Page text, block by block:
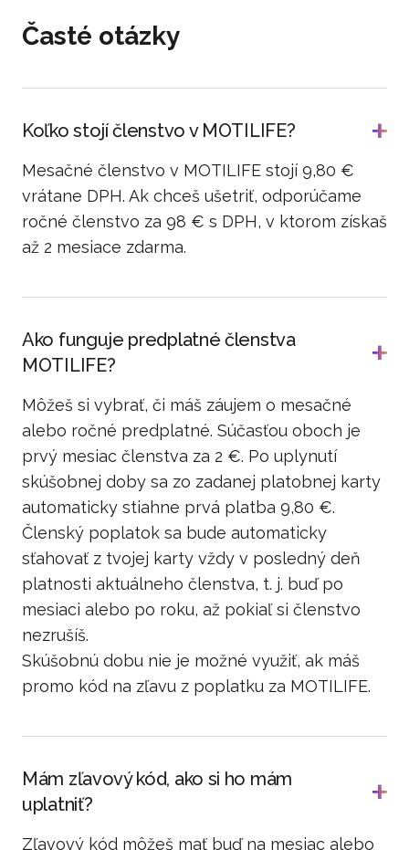
Časté otázky
Koľko stojí členstvo v MOTILIFE?
Mesačné členstvo v MOTILIFE stojí 9,80 €
vrátane DPH. Ak chceš ušetriť, odporúčame
ročné členstvo za 98 € s DPH, v ktorom získaš
až 2 mesiace zdarma.
Ako funguje predplatné členstva
MOTILIFE?
Môžeš si vybrať, či máš záujem o mesačné
alebo ročné predplatné. Súčasťou oboch je
prvý mesiac členstva za 2 €. Po uplynutí
skúšobnej doby sa zo zadanej platobnej karty
automaticky stiahne prvá platba 9,80 €.
Členský poplatok sa bude automaticky
sťahovať z tvojej karty vždy v posledný deň
platnosti aktuálneho členstva, t. j. buď po
mesiaci alebo po roku, až pokiaľ si členstvo
nezrušíš.
Skúšobnú dobu nie je možné využiť, ak máš
promo kód na zľavu z poplatku za MOTILIFE.
Mám zľavový kód, ako si ho mám
uplatniť?
Zľavový kód môžeš mať buď na mesiac alebo